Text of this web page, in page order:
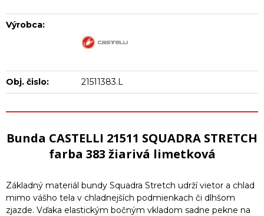
Výrobca:
Obj. čislo: 21511383.L
Bunda CASTELLI 21511 SQUADRA STRETCH
farba 383 žiarivá limetková
Základný materiál bundy Squadra Stretch udrží vietor a chlad
mimo vášho tela v chladnejších podmienkach či dlhšom
zjazde. Vďaka elastickým bočným vkladom sadne pekne na